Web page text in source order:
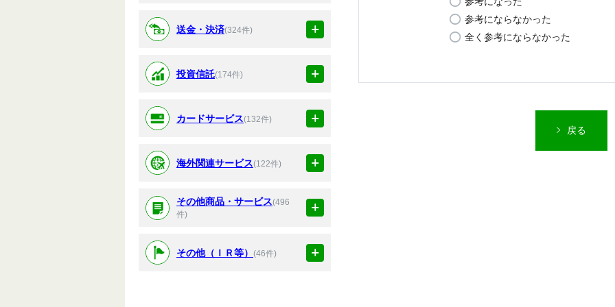
送金・決済(324件)
投資信託(174件)
カードサービス(132件)
海外関連サービス(122件)
その他商品・サービス(496
件)
その他（ＩＲ等） (46件)
参考にならなかった
全く参考にならなかった
戻る